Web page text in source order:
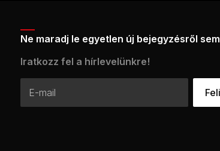
Ne maradj le egyetlen új bejegyzésről
Iratkozz fel a hírlevelünkre!